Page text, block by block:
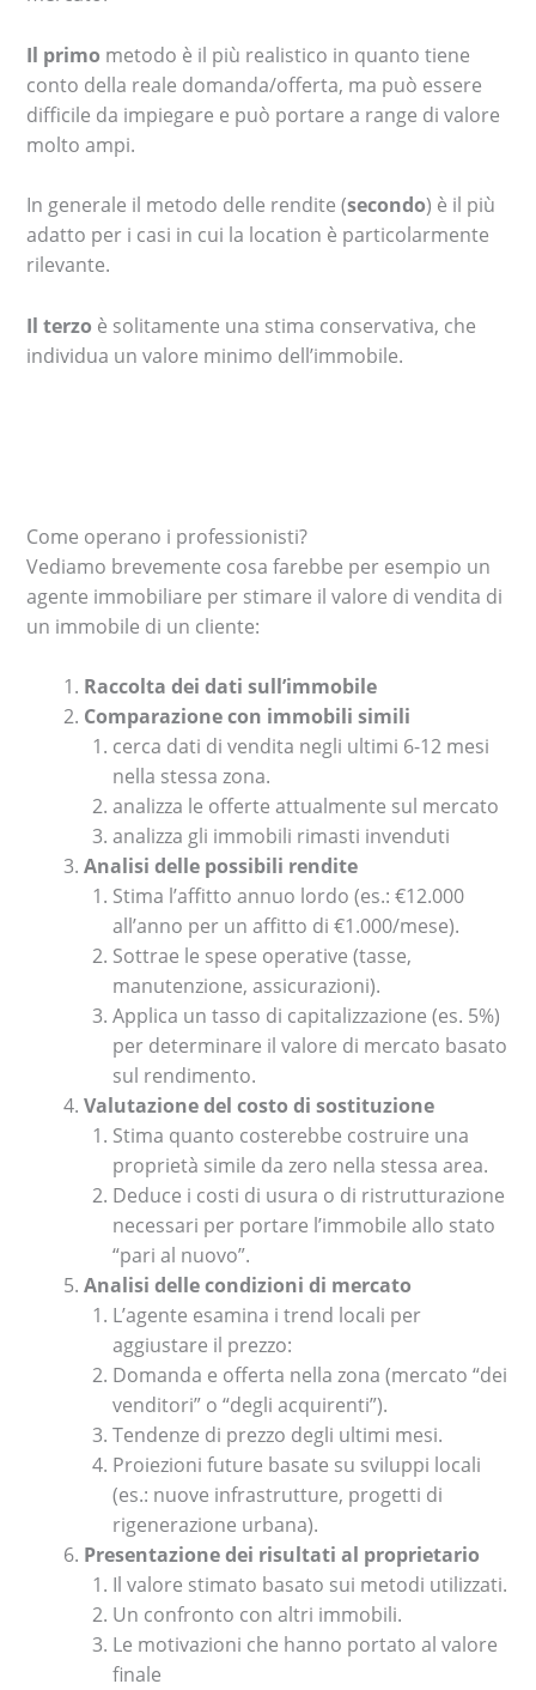
Il primo metodo è il più realistico in quanto tiene
conto della reale domanda/offerta, ma può essere
difficile da impiegare e può portare a range di valore
molto ampi.
In generale il metodo delle rendite (secondo) è il più
adatto per i casi in cui la location è particolarmente
rilevante.
Il terzo è solitamente una stima conservativa, che
individua un valore minimo dell’immobile.
Come operano i professionisti?
Vediamo brevemente cosa farebbe per esempio un
agente immobiliare per stimare il valore di vendita di
un immobile di un cliente:
Raccolta dei dati sull’immobile
Comparazione con immobili simili
cerca dati di vendita negli ultimi 6-12 mesi
nella stessa zona.
analizza le offerte attualmente sul mercato
analizza gli immobili rimasti invenduti
Analisi delle possibili rendite
Stima l’affitto annuo lordo (es.: €12.000
all’anno per un affitto di €1.000/mese).
Sottrae le spese operative (tasse,
manutenzione, assicurazioni).
Applica un tasso di capitalizzazione (es. 5%)
per determinare il valore di mercato basato
sul rendimento.
Valutazione del costo di sostituzione
Stima quanto costerebbe costruire una
proprietà simile da zero nella stessa area.
Deduce i costi di usura o di ristrutturazione
necessari per portare l’immobile allo stato
“pari al nuovo”.
Analisi delle condizioni di mercato
L’agente esamina i trend locali per
aggiustare il prezzo:
Domanda e offerta nella zona (mercato “dei
venditori” o “degli acquirenti”).
Tendenze di prezzo degli ultimi mesi.
Proiezioni future basate su sviluppi locali
(es.: nuove infrastrutture, progetti di
rigenerazione urbana).
Presentazione dei risultati al proprietario
Il valore stimato basato sui metodi utilizzati.
Un confronto con altri immobili.
Le motivazioni che hanno portato al valore
finale